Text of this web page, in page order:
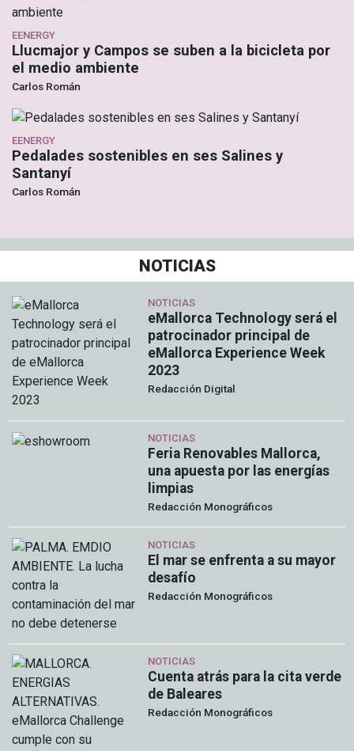
EENERGY
Llucmajor y Campos se suben a la bicicleta por
el medio ambiente
Carlos Román
EENERGY
Pedalades sostenibles en ses Salines y
Santanyí
Carlos Román
NOTICIAS
NOTICIAS
eMallorca Technology será el
patrocinador principal de
eMallorca Experience Week
2023
Redacción Digital
NOTICIAS
Feria Renovables Mallorca,
una apuesta por las energías
limpias
Redacción Monográficos
NOTICIAS
El mar se enfrenta a su mayor
desafío
Redacción Monográficos
NOTICIAS
Cuenta atrás para la cita verde
de Baleares
Redacción Monográficos